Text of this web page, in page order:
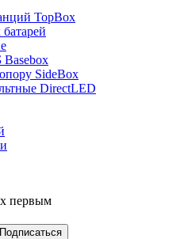
TopBox
SideBox
DirectLED
первым